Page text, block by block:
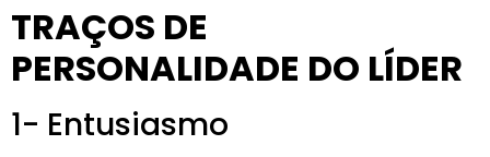
TRAÇOS DE
PERSONALIDADE DO LÍDER
1- Entusiasmo